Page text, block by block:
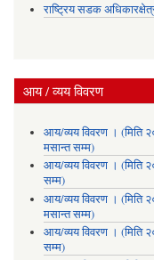
राष्ट्रिय सडक
आय / व्यय विवरण
आय/व्यय विवरण । (मिति
मसान्त सम्म)
आय/व्यय विवरण । (मिति
सम्म)
आय/व्यय विवरण । (मिति
मसान्त सम्म)
आय/व्यय विवरण । (मिति
सम्म)